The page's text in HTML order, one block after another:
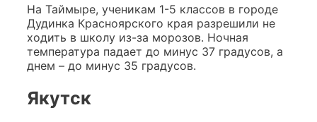
На Таймыре, ученикам 1-5 классов в городе
Дудинка Красноярского края разрешили не
ходить в школу из-за морозов. Ночная
температура падает до минус 37 градусов, а
днем – до минус 35 градусов.
Якутск